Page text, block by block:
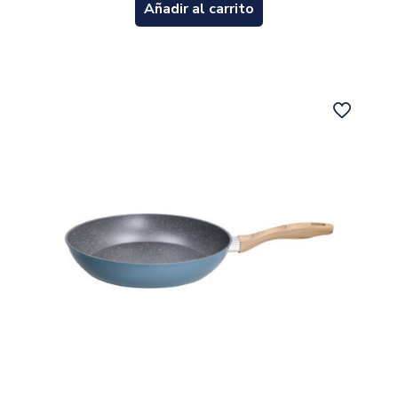
Añadir al carrito